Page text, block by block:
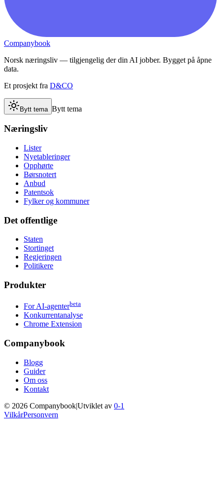
Companybook
Norsk næringsliv — tilgjengelig der din AI jobber. Bygget på åpne
data.
Et prosjekt fra D&CO
Bytt tema Bytt tema
Næringsliv
Lister
Nyetableringer
Opphørte
Børsnotert
Anbud
Patentsok
Fylker og kommuner
Det offentlige
Staten
Stortinget
Regjeringen
Politikere
Produkter
For AI-agenterbeta
Konkurrentanalyse
Chrome Extension
Companybook
Blogg
Guider
Om oss
Kontakt
© 2026 Companybook|Utviklet av 0-1
VilkårPersonvern